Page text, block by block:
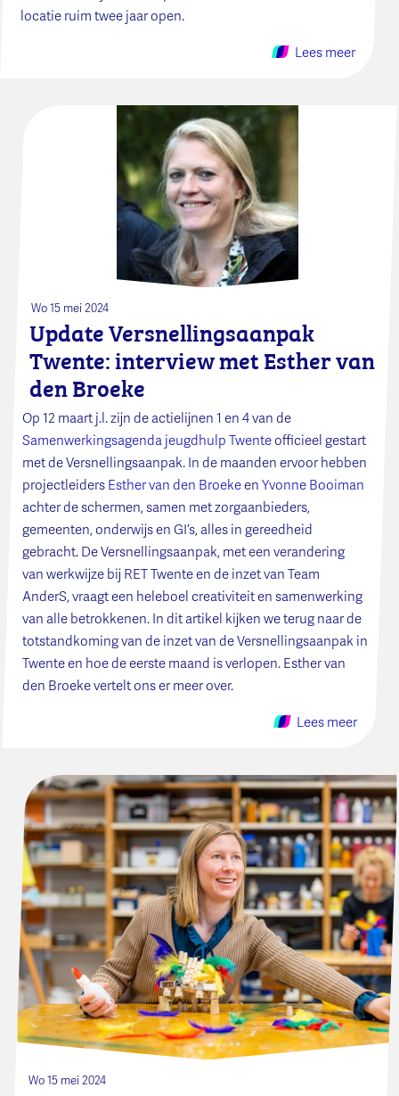
locatie ruim twee jaar open.
Lees meer
Wo 15 mei 2024
Update Versnellingsaanpak
Twente: interview met Esther van
den Broeke
Op 12 maart j.l. zijn de actielijnen 1 en 4 van de
Samenwerkingsagenda jeugdhulp Twenteofficieel gestart
met de Versnellingsaanpak. In de maanden ervoor hebben
projectleiders Esther van den Broekeen Yvonne Booiman
achter de schermen, samen met zorgaanbieders,
gemeenten, onderwijs en GI’s, alles in gereedheid
gebracht. De Versnellingsaanpak, met een verandering
van werkwijze bij RET Twente en de inzet van Team
AnderS, vraagt een heleboel creativiteit en samenwerking
van alle betrokkenen. In dit artikel kijken we terug naar de
totstandkoming van de inzet van de Versnellingsaanpak in
Twente en hoe de eerste maand is verlopen. Esther van
den Broeke vertelt ons er meer over.
Lees meer
Wo 15 mei 2024